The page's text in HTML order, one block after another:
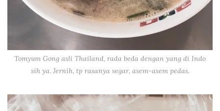
Tomyum Gong asli Thailand, rada beda dengan yang di Indo
sih ya. Jernih, tp rasanya segar, asem-asem pedas.